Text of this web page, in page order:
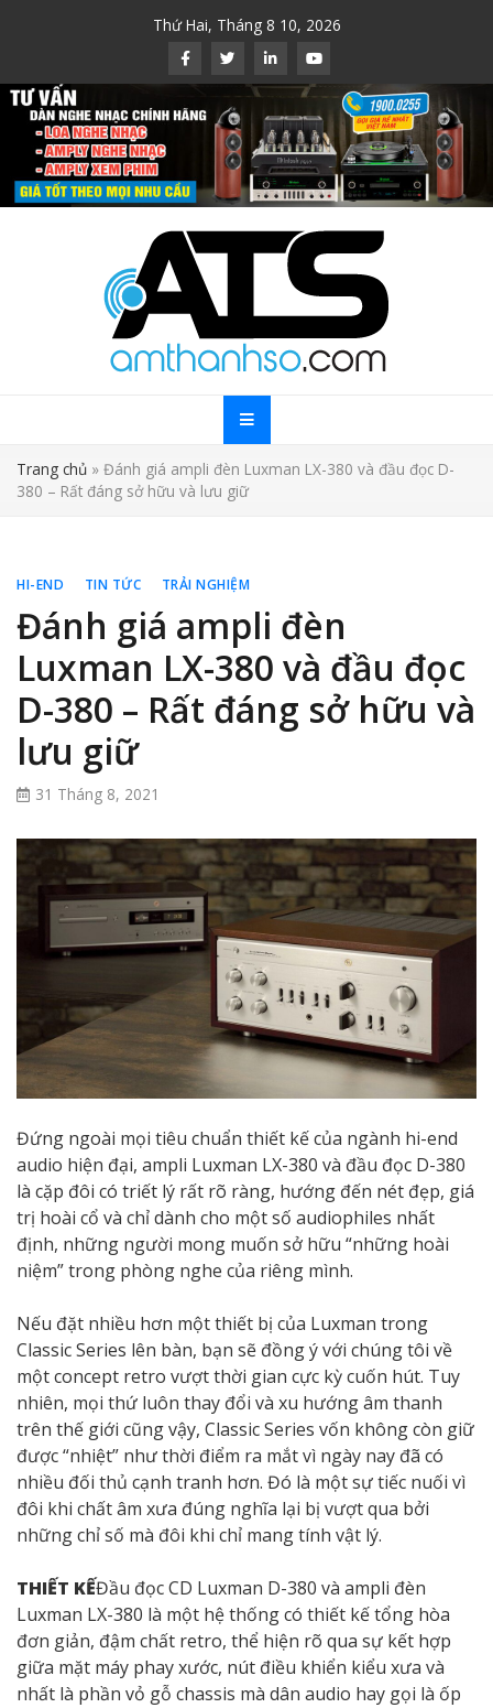
Thứ Hai, Tháng 8 10, 2026
Trang chủ » Đánh giá ampli đèn Luxman LX-380 và đầu đọc D-
380 – Rất đáng sở hữu và lưu giữ
HI-END TIN TỨC TRẢI NGHIỆM
Đánh giá ampli đèn
Luxman LX-380 và đầu đọc
D-380 – Rất đáng sở hữu và
lưu giữ
31 Tháng 8, 2021
Đứng ngoài mọi tiêu chuẩn thiết kế của ngành hi-end
audio hiện đại, ampli Luxman LX-380 và đầu đọc D-380
là cặp đôi có triết lý rất rõ ràng, hướng đến nét đẹp, giá
trị hoài cổ và chỉ dành cho một số audiophiles nhất
định, những người mong muốn sở hữu “những hoài
niệm” trong phòng nghe của riêng mình.
Nếu đặt nhiều hơn một thiết bị của Luxman trong
Classic Series lên bàn, bạn sẽ đồng ý với chúng tôi về
một concept retro vượt thời gian cực kỳ cuốn hút. Tuy
nhiên, mọi thứ luôn thay đổi và xu hướng âm thanh
trên thế giới cũng vậy, Classic Series vốn không còn giữ
được “nhiệt” như thời điểm ra mắt vì ngày nay đã có
nhiều đối thủ cạnh tranh hơn. Đó là một sự tiếc nuối vì
đôi khi chất âm xưa đúng nghĩa lại bị vượt qua bởi
những chỉ số mà đôi khi chỉ mang tính vật lý.
THIẾT KẾĐầu đọc CD Luxman D-380 và ampli đèn
Luxman LX-380 là một hệ thống có thiết kế tổng hòa
đơn giản, đậm chất retro, thể hiện rõ qua sự kết hợp
giữa mặt máy phay xước, nút điều khiển kiểu xưa và
nhất là phần vỏ gỗ chassis mà dân audio hay gọi là ốp